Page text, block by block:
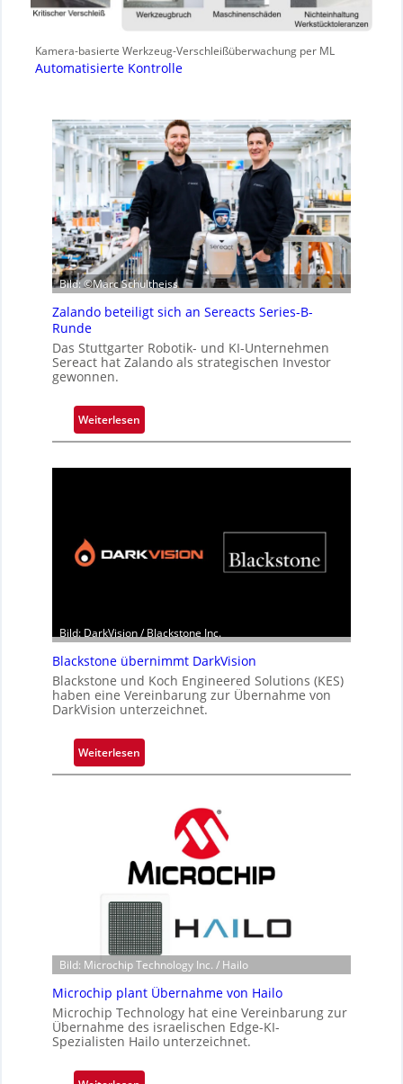
Kamera-basierte Werkzeug-Verschleißüberwachung per ML
Automatisierte Kontrolle
Bild: ©Marc Schultheiss
Zalando beteiligt sich an Sereacts Series-B-
Runde
Das Stuttgarter Robotik- und KI-Unternehmen
Sereact hat Zalando als strategischen Investor
gewonnen.
Weiterlesen
Z
o
e
i
l
i
g
s
c
e
e
a
c
t
s
e
r
Bild: DarkVision / Blackstone Inc.
Blackstone übernimmt DarkVision
Blackstone und Koch Engineered Solutions (KES)
haben eine Vereinbarung zur Übernahme von
DarkVision unterzeichnet.
Weiterlesen
B
s
t
o
n
e
ü
b
e
r
n
m
Bild: Microchip Technology Inc. / Hailo
Microchip plant Übernahme von Hailo
Microchip Technology hat eine Vereinbarung zur
Übernahme des israelischen Edge-KI-
Spezialisten Hailo unterzeichnet.